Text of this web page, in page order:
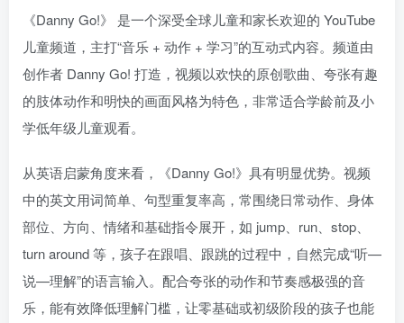
《Danny Go!》 是一个深受全球儿童和家长欢迎的 YouTube
儿童频道，主打“音乐 + 动作 + 学习”的互动式内容。频道由
创作者 Danny Go! 打造，视频以欢快的原创歌曲、夸张有趣
的肢体动作和明快的画面风格为特色，非常适合学龄前及小
学低年级儿童观看。
从英语启蒙角度来看，《Danny Go!》具有明显优势。视频
中的英文用词简单、句型重复率高，常围绕日常动作、身体
部位、方向、情绪和基础指令展开，如 jump、run、stop、
turn around 等，孩子在跟唱、跟跳的过程中，自然完成“听—
说—理解”的语言输入。配合夸张的动作和节奏感极强的音
乐，能有效降低理解门槛，让零基础或初级阶段的孩子也能